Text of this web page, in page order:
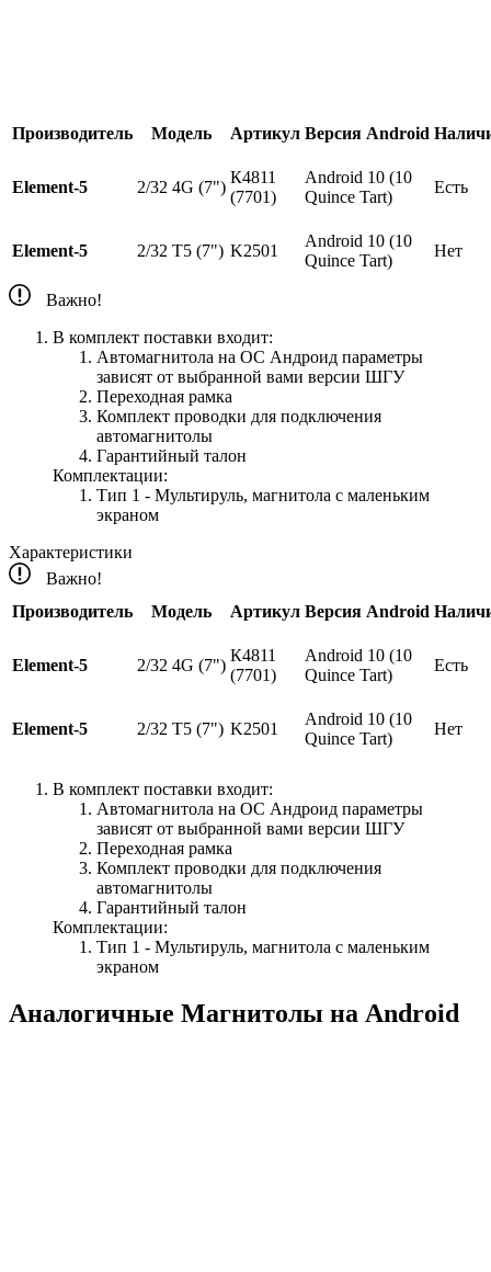
Производитель Модель Артикул Версия Android
Element-5 2/32 4G (7")
К4811
(7701)
Android 10 (10
Quince Tart)
Есть
Element-5 2/32 T5 (7") K2501
Android 10 (10
Quince Tart)
Нет
Важно!
В комплект поставки входит:
Автомагнитола на ОС Андроид параметры
зависят от выбранной вами версии ШГУ
Переходная рамка
Комплект проводки для подключения
автомагнитолы
Гарантийный талон
Комплектации:
Тип 1 - Мультируль, магнитола с маленьким
экраном
Характеристики
Важно!
Производитель
Модель Артикул Версия Android
Element-5 2/32 4G (7")
К4811
(7701)
Android 10 (10
Quince Tart)
Есть
Element-5 2/32 T5 (7") K2501
Android 10 (10
Quince Tart)
Нет
В комплект поставки входит:
Автомагнитола на ОС Андроид параметры
зависят от выбранной вами версии ШГУ
Переходная рамка
Комплект проводки для подключения
автомагнитолы
Гарантийный талон
Комплектации:
Тип 1 - Мультируль, магнитола с маленьким
экраном
Аналогичные Магнитолы на Android